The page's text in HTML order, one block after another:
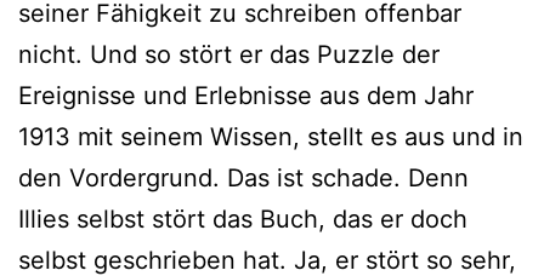
seiner Fähigkeit zu schreiben offenbar
nicht. Und so stört er das Puzzle der
Ereignisse und Erlebnisse aus dem Jahr
1913 mit seinem Wissen, stellt es aus und in
den Vordergrund. Das ist schade. Denn
Illies selbst stört das Buch, das er doch
selbst geschrieben hat. Ja, er stört so sehr,